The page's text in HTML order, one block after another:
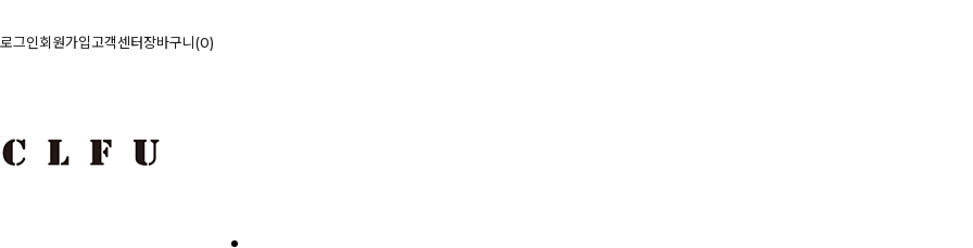
로그인회원가입고객센터장바구니 0